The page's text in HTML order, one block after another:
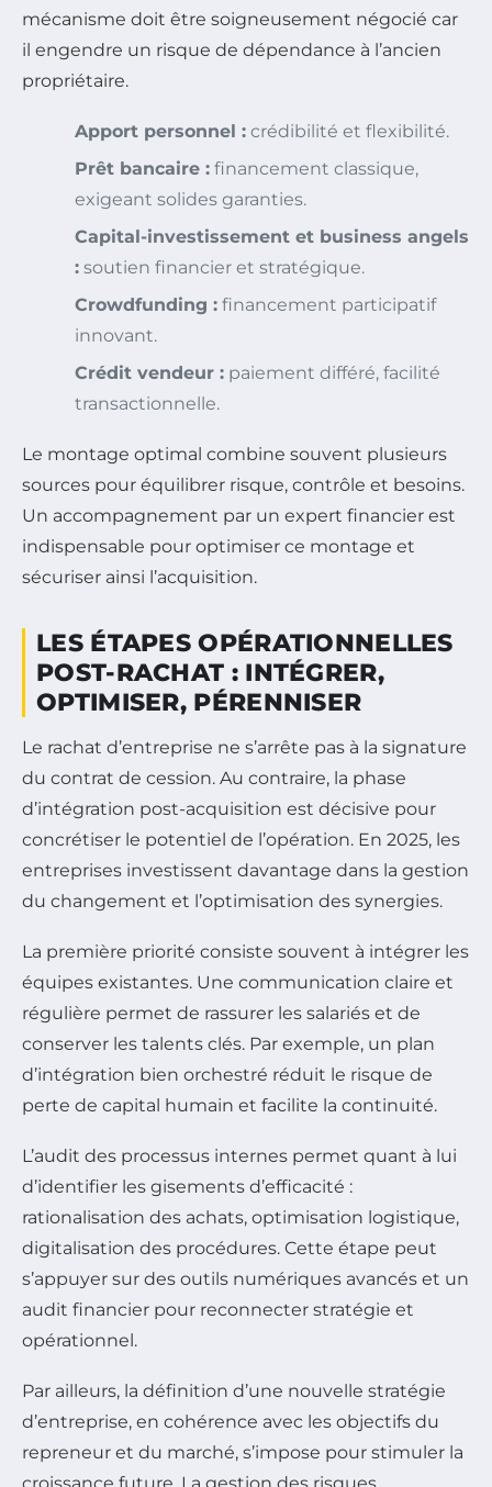
mécanisme doit être soigneusement négocié car
il engendre un risque de dépendance à l’ancien
propriétaire.
Apport personnel : crédibilité et flexibilité.
Prêt bancaire : financement classique,
exigeant solides garanties.
Capital-investissement et business angels
: soutien financier et stratégique.
Crowdfunding : financement participatif
innovant.
Crédit vendeur : paiement différé, facilité
transactionnelle.
Le montage optimal combine souvent plusieurs
sources pour équilibrer risque, contrôle et besoins.
Un accompagnement par un expert financier est
indispensable pour optimiser ce montage et
sécuriser ainsi l’acquisition.
LES ÉTAPES OPÉRATIONNELLES
POST-RACHAT : INTÉGRER,
OPTIMISER, PÉRENNISER
Le rachat d’entreprise ne s’arrête pas à la signature
du contrat de cession. Au contraire, la phase
d’intégration post-acquisition est décisive pour
concrétiser le potentiel de l’opération. En 2025, les
entreprises investissent davantage dans la gestion
du changement et l’optimisation des synergies.
La première priorité consiste souvent à intégrer les
équipes existantes. Une communication claire et
régulière permet de rassurer les salariés et de
conserver les talents clés. Par exemple, un plan
d’intégration bien orchestré réduit le risque de
perte de capital humain et facilite la continuité.
L’audit des processus internes permet quant à lui
d’identifier les gisements d’efficacité :
rationalisation des achats, optimisation logistique,
digitalisation des procédures. Cette étape peut
s’appuyer sur des outils numériques avancés et un
audit financier pour reconnecter stratégie et
opérationnel.
Par ailleurs, la définition d’une nouvelle stratégie
d’entreprise, en cohérence avec les objectifs du
repreneur et du marché, s’impose pour stimuler la